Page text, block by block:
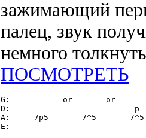
зажимающий
палец, звук
немного
ПОСМОТРЕТЬ
G:-----------or-------
D:--------------------------
A:-----7p5-------7^5-------